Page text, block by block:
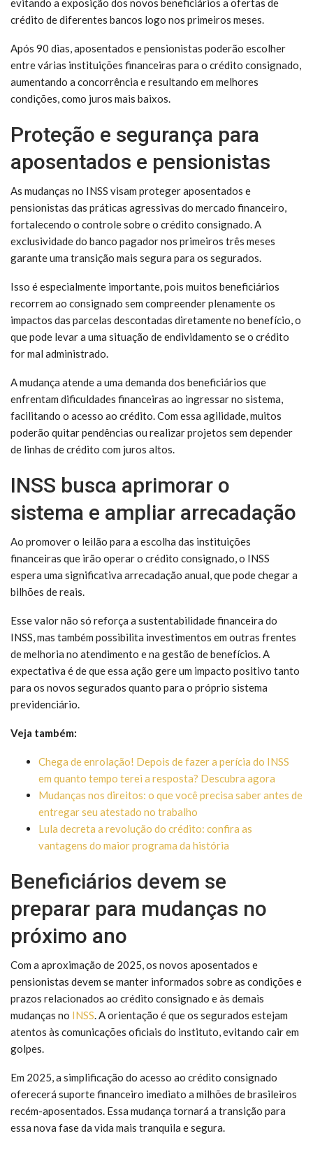
evitando a exposição dos novos beneficiários a ofertas de
crédito de diferentes bancos logo nos primeiros meses.
Após 90 dias, aposentados e pensionistas poderão escolher
entre várias instituições financeiras para o crédito consignado,
aumentando a concorrência e resultando em melhores
condições, como juros mais baixos.
Proteção e segurança para
aposentados e pensionistas
As mudanças no INSS visam proteger aposentados e
pensionistas das práticas agressivas do mercado financeiro,
fortalecendo o controle sobre o crédito consignado. A
exclusividade do banco pagador nos primeiros três meses
garante uma transição mais segura para os segurados.
Isso é especialmente importante, pois muitos beneficiários
recorrem ao consignado sem compreender plenamente os
impactos das parcelas descontadas diretamente no benefício, o
que pode levar a uma situação de endividamento se o crédito
for mal administrado.
A mudança atende a uma demanda dos beneficiários que
enfrentam dificuldades financeiras ao ingressar no sistema,
facilitando o acesso ao crédito. Com essa agilidade, muitos
poderão quitar pendências ou realizar projetos sem depender
de linhas de crédito com juros altos.
INSS busca aprimorar o
sistema e ampliar arrecadação
Ao promover o leilão para a escolha das instituições
financeiras que irão operar o crédito consignado, o INSS
espera uma significativa arrecadação anual, que pode chegar a
bilhões de reais.
Esse valor não só reforça a sustentabilidade financeira do
INSS, mas também possibilita investimentos em outras frentes
de melhoria no atendimento e na gestão de benefícios. A
expectativa é de que essa ação gere um impacto positivo tanto
para os novos segurados quanto para o próprio sistema
previdenciário.
Veja também:
Chega de enrolação! Depois de fazer a perícia do INSS
em quanto tempo terei a resposta? Descubra agora
Mudanças nos direitos: o que você precisa saber antes de
entregar seu atestado no trabalho
Lula decreta a revolução do crédito: confira as
vantagens do maior programa da história
Beneficiários devem se
preparar para mudanças no
próximo ano
Com a aproximação de 2025, os novos aposentados e
pensionistas devem se manter informados sobre as condições e
prazos relacionados ao crédito consignado e às demais
mudanças no INSS. A orientação é que os segurados estejam
atentos às comunicações oficiais do instituto, evitando cair em
golpes.
Em 2025, a simplificação do acesso ao crédito consignado
oferecerá suporte financeiro imediato a milhões de brasileiros
recém-aposentados. Essa mudança tornará a transição para
essa nova fase da vida mais tranquila e segura.